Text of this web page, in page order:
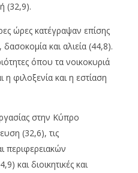
(32,9).
ώρες κατέγραψαν επίσης
και αλιεία (44,8).
όπου τα νοικοκυριά
η φιλοξενία και η εστίαση
στην Κύπρο
(32,6), τις
περιφερειακών
και διοικητικές και